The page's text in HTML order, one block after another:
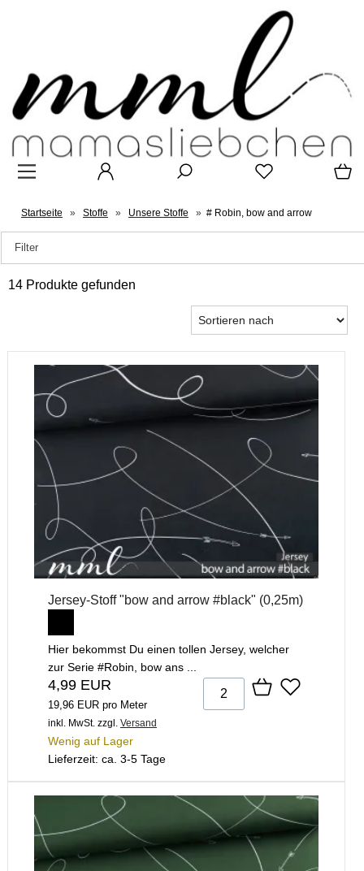
Startseite » Stoffe » Unsere Stoffe » # Robin, bow and arrow
Filter
14 Produkte gefunden
Jersey-Stoff "bow and arrow #black" (0,25m)
Hier bekommst Du einen tollen Jersey, welcher
zur Serie #Robin, bow ans ...
4,99 EUR
19,96 EUR pro Meter
inkl. MwSt. zzgl. Versand
Wenig auf Lager
Lieferzeit: ca. 3-5 Tage